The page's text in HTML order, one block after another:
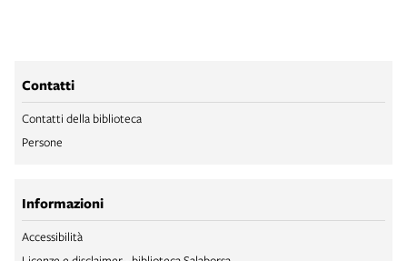
Contatti
Contatti della biblioteca
Persone
Informazioni
Accessibilità